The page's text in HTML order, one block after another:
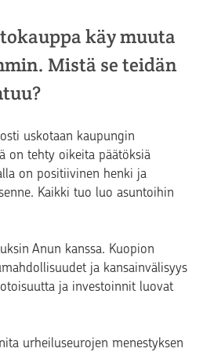
käy muuta
Mistä se teidän
uskotaan kaupungin
on tehty oikeita päätöksiä
on positiivinen henki ja
Kaikki tuo luo asuntoihin
Anun kanssa. Kuopion
ja kansainvälisyys
ja investoinnit luovat
urheiluseurojen menestyksen